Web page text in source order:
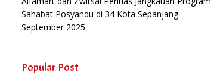
Sahabat Posyandu di 34 Kota Sepanjang
September 2025
Popular Post